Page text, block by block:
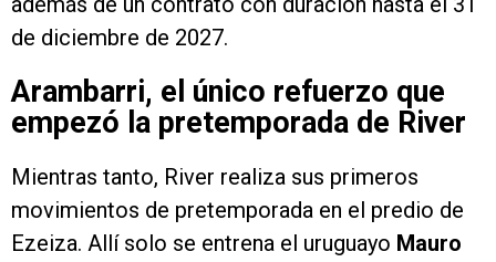
de diciembre de 2027.
Arambarri, el único refuerzo que
empezó la pretemporada de River
Mientras tanto, River realiza sus primeros
movimientos de pretemporada en el predio de
Ezeiza. Allí solo se entrena el uruguayo Mauro